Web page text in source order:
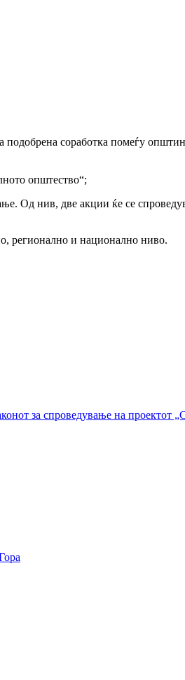
подобрена соработка помеѓу
општество“;
Од нив, две акции ќе се
регионално и национално ниво.
за спроведување на проектот